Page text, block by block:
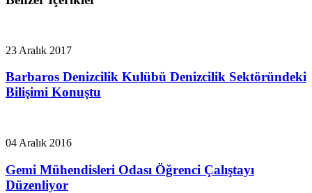
23 Aralık 2017
Barbaros Denizcilik Kulübü Denizcilik Sektöründeki
Bilişimi Konuştu
04 Aralık 2016
Gemi Mühendisleri Odası Öğrenci Çalıştayı
Düzenliyor